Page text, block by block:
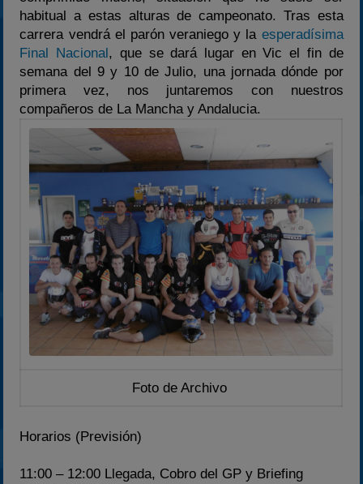
habitual a estas alturas de campeonato. Tras esta
carrera vendrá el parón veraniego y la esperadísima
Final Nacional, que se dará lugar en Vic el fin de
semana del 9 y 10 de Julio, una jornada dónde por
primera vez, nos juntaremos con nuestros
compañeros de La Mancha y Andalucia.
Foto de Archivo
Horarios (Previsión)
11:00 – 12:00 Llegada, Cobro del GP y Briefing